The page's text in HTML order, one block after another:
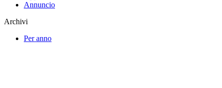
Annuncio
Archivi
Per anno